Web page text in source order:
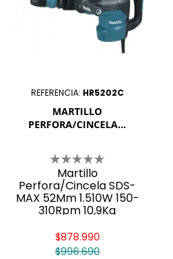
REFERENCIA: HR5202C
MARTILLO
PERFORA/CINCELA...
Martillo
Perfora/Cincela SDS-
MAX 52Mm 1.510W 150-
310Rpm 10,9Kg
$996.690
$878.990